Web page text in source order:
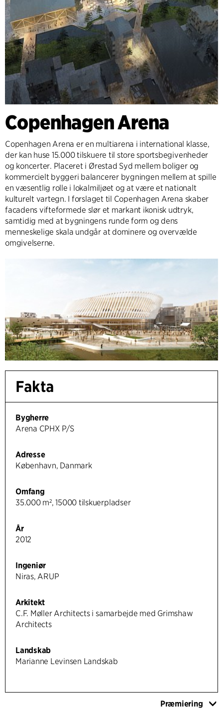
Copenhagen Arena
Copenhagen Arena er en multiarena i international klasse,
der kan huse 15.000 tilskuere til store sportsbegivenheder
og koncerter. Placeret i Ørestad Syd mellem boliger og
kommercielt byggeri balancerer bygningen mellem at spille
en væsentlig rolle i lokalmiljøet og at være et nationalt
kulturelt vartegn. I forslaget til Copenhagen Arena skaber
facadens vifteformede slør et markant ikonisk udtryk,
samtidig med at bygningens runde form og dens
menneskelige skala undgår at dominere og overvælde
omgivelserne.
Fakta
Bygherre
Arena CPHX P/S
Adresse
København, Danmark
Omfang
35.000 m², 15000 tilskuerpladser
År
2012
Ingeniør
Niras, ARUP
Arkitekt
C.F. Møller Architects i samarbejde med Grimshaw
Architects
Landskab
Marianne Levinsen Landskab
Præmiering